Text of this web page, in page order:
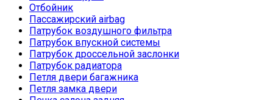
Отбойник
Пассажирский airbag
Патрубок воздушного фильтра
Патрубок впускной системы
Патрубок дроссельной заслонки
Патрубок радиатора
Петля двери багажника
Петля замка двери